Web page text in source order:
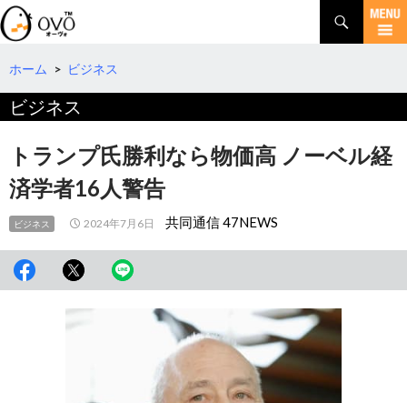
検
索
コ
テ
へ
ホーム > ビジネス
ビジネス
トランプ氏勝利なら物価高 ノーベル経
済学者16人警告
ビジネス 2024年7月6日 共同通信 47NEWS